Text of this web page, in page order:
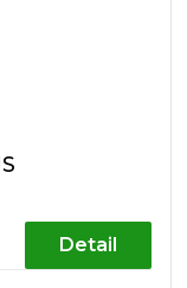
Detail